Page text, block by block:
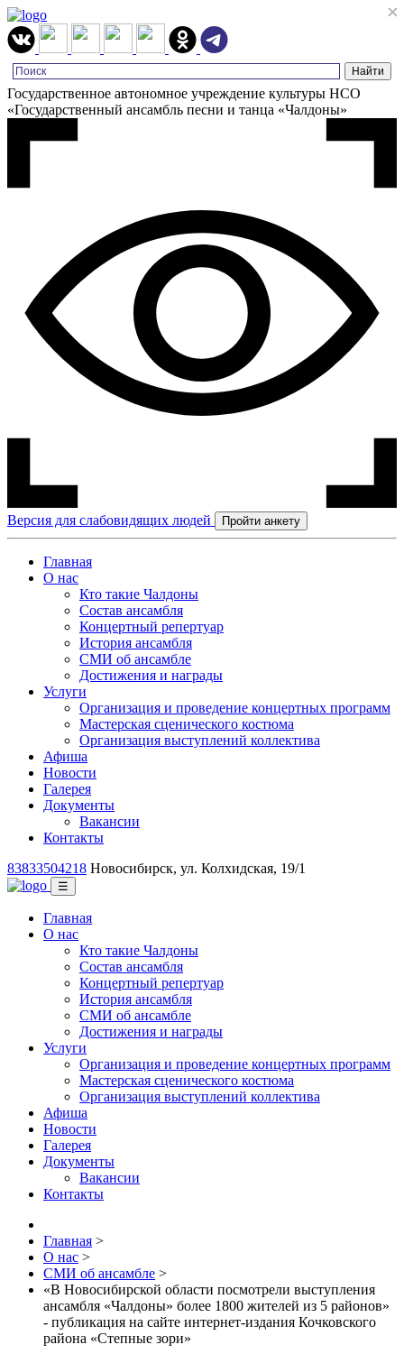
Государственное автономное учреждение культуры НСО
«Государственный ансамбль песни и танца «Чалдоны»
Версия для слабовидящих людей Пройти анкету
Главная
О нас
Кто такие Чалдоны
Состав ансамбля
Концертный репертуар
История ансамбля
СМИ об ансамбле
Достижения и награды
Услуги
Организация и проведение концертных программ
Мастерская сценического костюма
Организация выступлений коллектива
Афиша
Новости
Галерея
Документы
Вакансии
Контакты
83833504218 Новосибирск, ул. Колхидская, 19/1
☰
Главная
О нас
Кто такие Чалдоны
Состав ансамбля
Концертный репертуар
История ансамбля
СМИ об ансамбле
Достижения и награды
Услуги
Организация и проведение концертных программ
Мастерская сценического костюма
Организация выступлений коллектива
Афиша
Новости
Галерея
Документы
Вакансии
Контакты
Главная >
О нас >
СМИ об ансамбле >
«В Новосибирской области посмотрели выступления
ансамбля «Чалдоны» более 1800 жителей из 5 районов»
- публикация на сайте интернет-издания Кочковского
района «Степные зори»
×
×